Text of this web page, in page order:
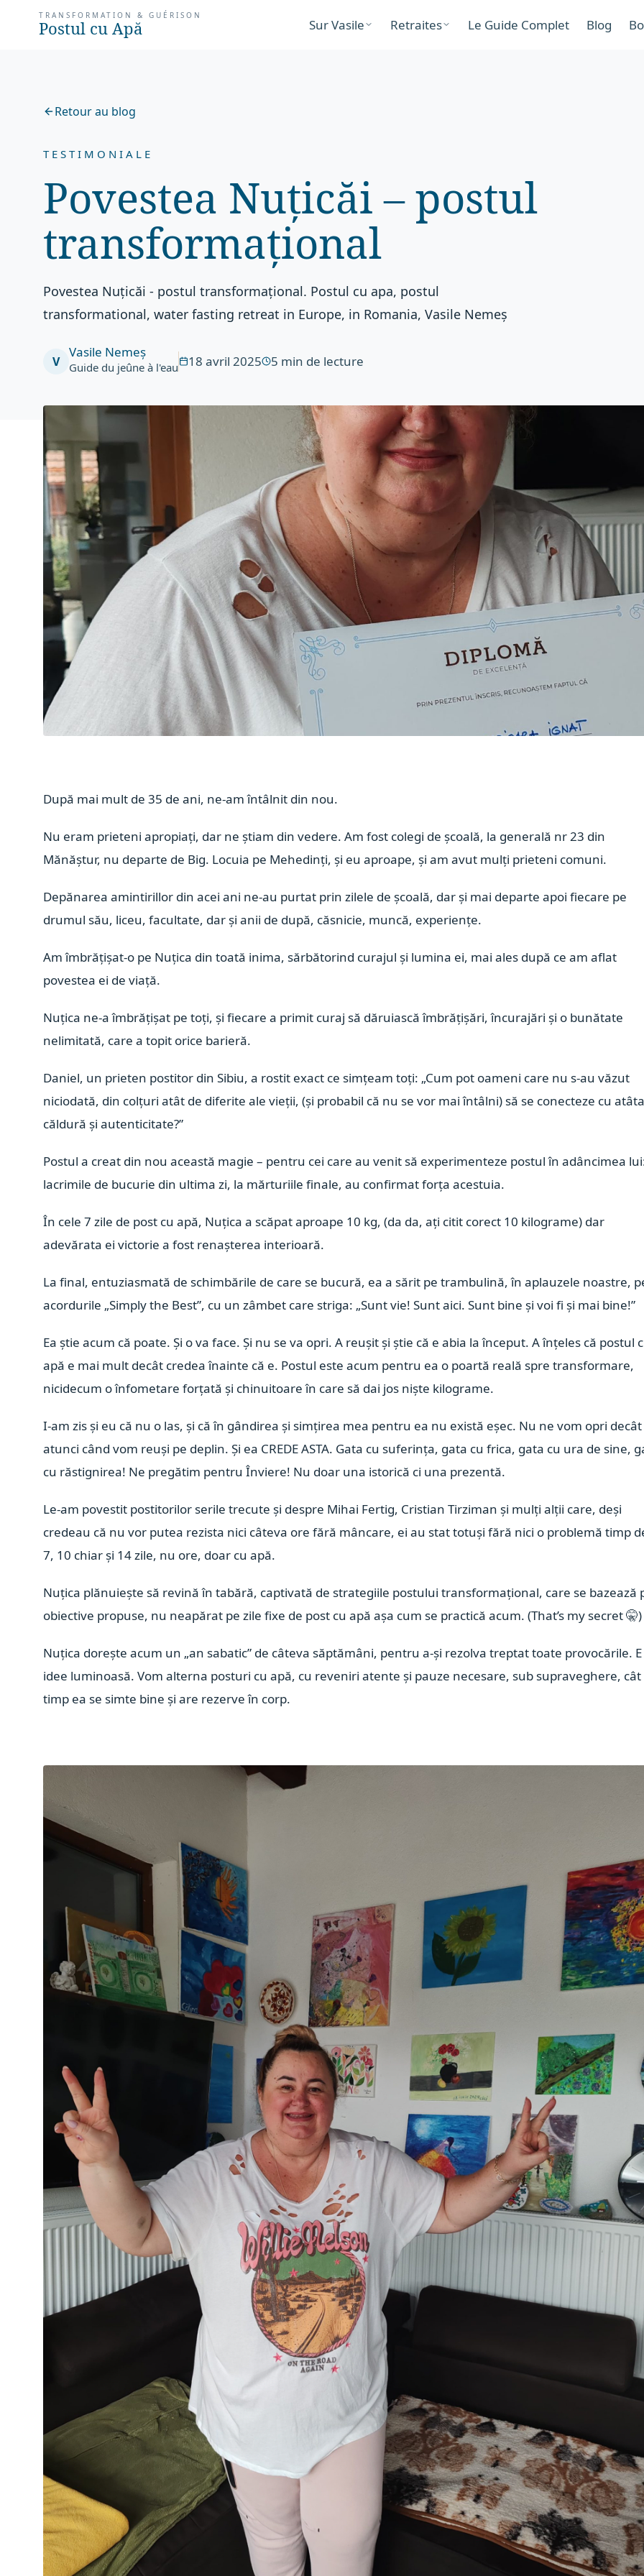
TRANSFORMATION & GUÉRISON
Postul cu Apă Sur Vasile Retraites Le Guide Complet Blog
Retour au blog
TESTIMONIALE
Povestea Nuțicăi – postul
transformațional
Povestea Nuțicăi - postul transformațional. Postul cu apa, postul
transformational, water fasting retreat in Europe, in Romania, Vasile Nemeș
V
Vasile Nemeș
Guide du jeûne à l'eau 18 avril 2025 5 min de lecture
După mai mult de 35 de ani, ne-am întâlnit din nou.
Nu eram prieteni apropiați, dar ne știam din vedere. Am fost colegi de școală, la generală nr 23 din
Mănăștur, nu departe de Big. Locuia pe Mehedinți, și eu aproape, și am avut mulți prieteni comuni.
Depănarea amintirillor din acei ani ne-au purtat prin zilele de școală, dar și mai departe apoi fiecare pe
drumul său, liceu, facultate, dar și anii de după, căsnicie, muncă, experiențe.
Am îmbrățișat-o pe Nuțica din toată inima, sărbătorind curajul și lumina ei, mai ales după ce am aflat
povestea ei de viață.
Nuțica ne-a îmbrățișat pe toți, și fiecare a primit curaj să dăruiască îmbrățișări, încurajări și o bunătate
nelimitată, care a topit orice barieră.
Daniel, un prieten postitor din Sibiu, a rostit exact ce simțeam toți: „Cum pot oameni care nu s-au văzut
niciodată, din colțuri atât de diferite ale vieții, (și probabil că nu se vor mai întâlni) să se conecteze cu
căldură și autenticitate?”
Postul a creat din nou această magie – pentru cei care au venit să experimenteze postul în adâncimea
lacrimile de bucurie din ultima zi, la mărturiile finale, au confirmat forța acestuia.
În cele 7 zile de post cu apă, Nuțica a scăpat aproape 10 kg, (da da, ați citit corect 10 kilograme) dar
adevărata ei victorie a fost renașterea interioară.
La final, entuziasmată de schimbările de care se bucură, ea a sărit pe trambulină, în aplauzele noastre,
acordurile „Simply the Best”, cu un zâmbet care striga: „Sunt vie! Sunt aici. Sunt bine și voi fi și mai bine!”
Ea știe acum că poate. Și o va face. Și nu se va opri. A reușit și știe că e abia la început. A înțeles că postul
apă e mai mult decât credea înainte că e. Postul este acum pentru ea o poartă reală spre transformare,
nicidecum o înfometare forțată și chinuitoare în care să dai jos niște kilograme.
I-am zis și eu că nu o las, și că în gândirea și simțirea mea pentru ea nu există eșec. Nu ne vom opri decât
atunci când vom reuși pe deplin. Și ea CREDE ASTA. Gata cu suferința, gata cu frica, gata cu ura de sine,
cu răstignirea! Ne pregătim pentru Înviere! Nu doar una istorică ci una prezentă.
Le-am povestit postitorilor serile trecute și despre Mihai Fertig, Cristian Tirziman și mulți alții care, deși
credeau că nu vor putea rezista nici câteva ore fără mâncare, ei au stat totuși fără nici o problemă timp
7, 10 chiar și 14 zile, nu ore, doar cu apă.
Nuțica plănuiește să revină în tabără, captivată de strategiile postului transformațional, care se bazează
obiective propuse, nu neapărat pe zile fixe de post cu apă așa cum se practică acum. (That’s my secret🤫)
Nuțica dorește acum un „an sabatic” de câteva săptămâni, pentru a-și rezolva treptat toate provocările.
idee luminoasă. Vom alterna posturi cu apă, cu reveniri atente și pauze necesare, sub supraveghere, cât
timp ea se simte bine și are rezerve în corp.